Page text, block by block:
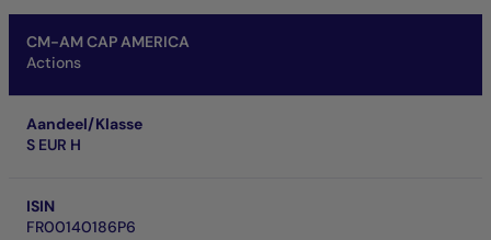
CM-AM CAP AMERICA
Actions
Aandeel/Klasse
S EUR H
ISIN
FR00140186P6